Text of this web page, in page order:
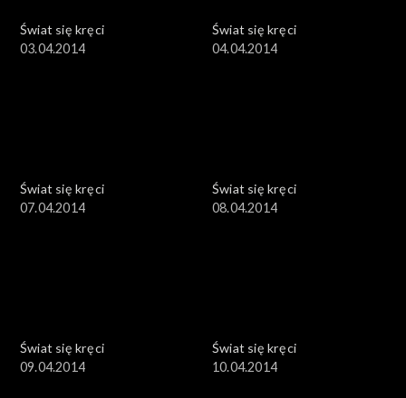
Świat się kręci
03.04.2014
Świat się kręci
04.04.2014
Świat się kręci
07.04.2014
Świat się kręci
08.04.2014
Świat się kręci
09.04.2014
Świat się kręci
10.04.2014